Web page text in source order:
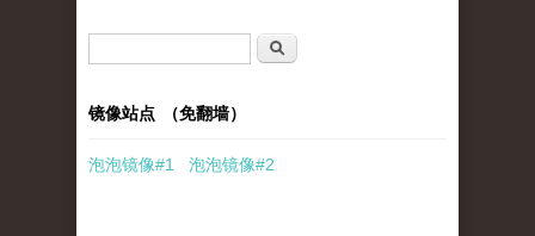
搜索
镜像站点 （免翻墙）
泡泡镜像#1 泡泡镜像#2